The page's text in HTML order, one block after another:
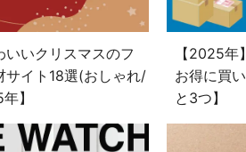
いいクリスマスのフ
サイト18選(おしゃれ/
】
【2025
お得に買
と3つ】